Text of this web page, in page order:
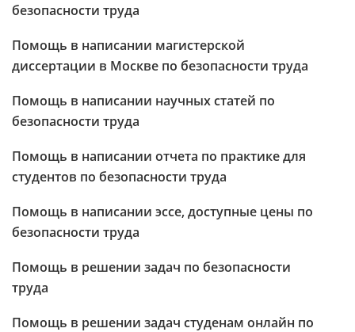
безопасности труда
Помощь в написании магистерской
диссертации в Москве по безопасности труда
Помощь в написании научных статей по
безопасности труда
Помощь в написании отчета по практике для
студентов по безопасности труда
Помощь в написании эссе, доступные цены по
безопасности труда
Помощь в решении задач по безопасности
труда
Помощь в решении задач студенам онлайн по